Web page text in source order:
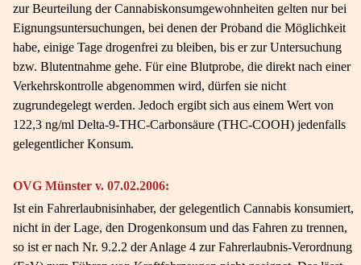
zur Beurteilung der Cannabiskonsumgewohnheiten gelten nur bei
Eignungsuntersuchungen, bei denen der Proband die Möglichkeit
habe, einige Tage drogenfrei zu bleiben, bis er zur Untersuchung
bzw. Blutentnahme gehe. Für eine Blutprobe, die direkt nach einer
Verkehrskontrolle abgenommen wird, dürfen sie nicht
zugrundegelegt werden. Jedoch ergibt sich aus einem Wert von
122,3 ng/ml Delta-9-THC-Carbonsäure (THC-COOH) jedenfalls
gelegentlicher Konsum.
OVG Münster v. 07.02.2006:
Ist ein Fahrerlaubnisinhaber, der gelegentlich Cannabis konsumiert,
nicht in der Lage, den Drogenkonsum und das Fahren zu trennen,
so ist er nach Nr. 9.2.2 der Anlage 4 zur Fahrerlaubnis-Verordnung